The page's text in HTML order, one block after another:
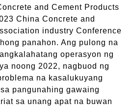
and Cement Products
China Concrete and
industry Conference
panahon. Ang pulong na
operasyon ng
noong 2022, nagbuod ng
na kasalukuyang
pangunahing gawaing
sa unang apat na buwan